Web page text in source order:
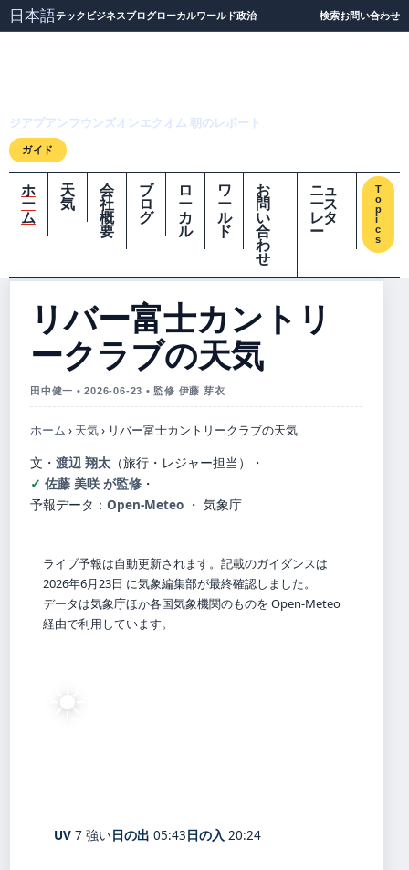
日本語テック ビジネスブログローカルワールド政治 検索お問い合わせ
ジアプアンフウンズオンエクオム 朝のレポート
ガイド
ホ
ー
ム
天
気
会
社
概
要
ブ
ロ
グ
ロ
ー
カ
ル
ワ
ー
ル
ド
お
問
い
合
わ
せ
ニュ
ース
レタ
ー
T
o
p
i
c
s
リバー富士カントリ
ークラブの天気
田中健一 • 2026-06-23 • 監修 伊藤 芽衣
ホーム › 天気› リバー富士カントリークラブの天気
文・ 渡辺 翔太 （旅行・レジャー担当）
・
佐藤 美咲 が監修 ・
予報データ： Open-Meteo ・ 気象庁
ライブ予報は自動更新されます。記載のガイダンスは
2026年6月23日 に気象編集部が最終確認しました。
データは気象庁ほか各国気象機関のものを Open-Meteo
経由で利用しています。
☀️
UV 7 強い日の出 05:43日の入 20:24